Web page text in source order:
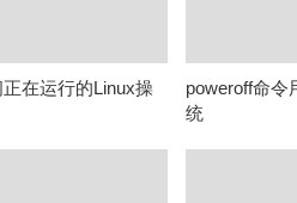
在运行的Linux操
poweroff命令
统